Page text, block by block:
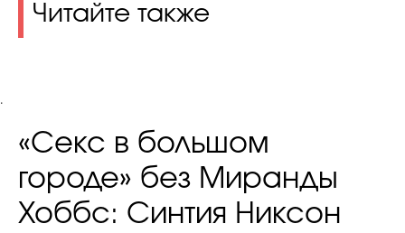
Читайте также
.
«Секс в большом
городе» без Миранды
Хоббс: Синтия Никсон